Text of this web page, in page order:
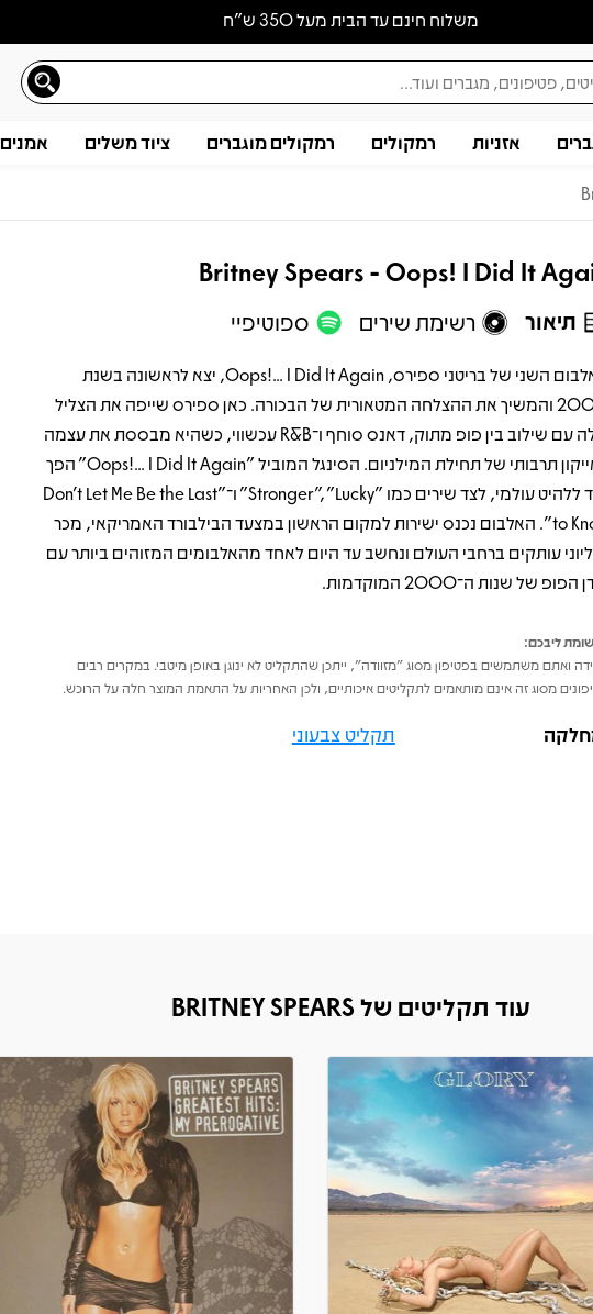
משלוח חינם עד הבית מעל 350 ש״ח
אזניות רמקולים רמקולים מוגברים ציוד משלים אמנים
Britney Spears - Oops! I Did It
תיאור רשימת שירים ספוטיפיי
האלבום השני של בריטני ספירס, Oops!... I Did It Again, יצא לראשונה בשנת
2000 והמשיך את ההצלחה המטאורית של הבכורה. כאן ספירס שייפה את הצליל
שלה עם שילוב בין פופ מתוק, דאנס סוחף ו־R&B עכשווי, כשהיא מבססת את עצמה
כאייקון תרבותי של תחילת המילניום. הסינגל המוביל "Oops!... I Did It Again" הפך
מיד ללהיט עולמי, לצד שירים כמו "Stronger", "Lucky" ו־"Don’t Let Me Be the Last
to Know". האלבום נכנס ישירות למקום הראשון במצעד הבילבורד האמריקאי, מכר
עותקים ברחבי העולם ונחשב עד היום לאחד מהאלבומים המזוהים ביותר עם
הפופ של שנות ה־2000 המוקדמות.
ליבכם:
ואתם משתמשים בפטיפון מסוג "מזוודה", ייתכן שהתקליט לא ינוגן באופן מיטבי. במקרים רבים
מסוג זה אינם מותאמים לתקליטים איכותיים, ולכן האחריות על התאמת המוצר חלה על הרוכש.
תקליט צבעוני
עוד תקליטים של BRITNEY SPEARS